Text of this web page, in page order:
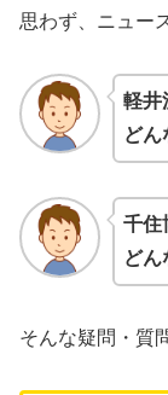
思わず、ニュー
軽井
どん
千住
どん
そんな疑問・質